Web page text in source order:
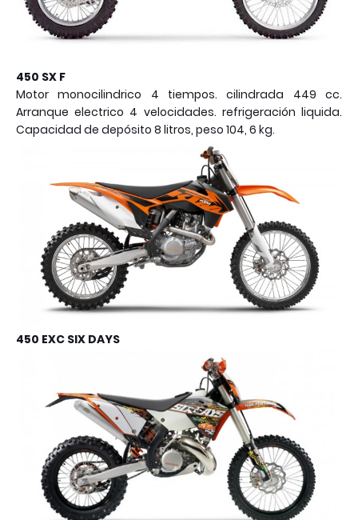
450 SX F
Motor monocilindrico 4 tiempos. cilindrada 449 cc.
Arranque electrico 4 velocidades. refrigeración liquida.
Capacidad de depósito 8 litros, peso 104, 6 kg.
450 EXC SIX DAYS